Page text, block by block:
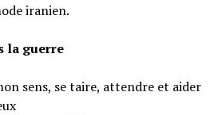
iranien.
la guerre
sens, se taire, attendre et aider